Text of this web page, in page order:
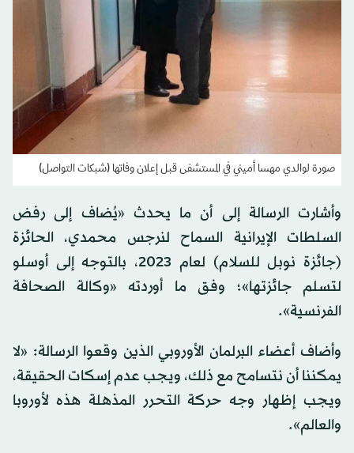
صورة لوالدي مهسا أميني في المستشفى قبل إعلان وفاتها (شبكات التواصل)
وأشارت الرسالة إلى أن ما يحدث «يُضاف إلى رفض
السلطات الإيرانية السماح لنرجس محمدي، الحائزة
(جائزة نوبل للسلام) لعام 2023، بالتوجه إلى أوسلو
لتسلم جائزتها»؛ وفق ما أوردته «وكالة الصحافة
الفرنسية».
وأضاف أعضاء البرلمان الأوروبي الذين وقعوا الرسالة: «لا
يمكننا أن نتسامح مع ذلك، ويجب عدم إسكات الحقيقة،
ويجب إظهار وجه حركة التحرر المذهلة هذه لأوروبا
والعالم».